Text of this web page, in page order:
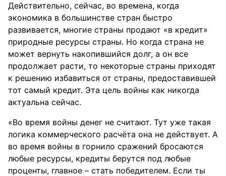
Действительно, сейчас, во времена, когда
экономика в большинстве стран быстро
развивается, многие страны продают «в кредит»
природные ресурсы страны. Но когда страна не
может вернуть накопившийся долг, а он все
продолжает расти, то некоторые страны приходят
к решению избавиться от страны, предоставившей
тот самый кредит. Эта цель войны как никогда
актуальна сейчас.
«Во время войны денег не считают. Тут уже такая
логика коммерческого расчёта она не действует. А
во время войны в горнило сражений бросаются
любые ресурсы, кредиты берутся под любые
проценты, главное – стать победителем. Если ты